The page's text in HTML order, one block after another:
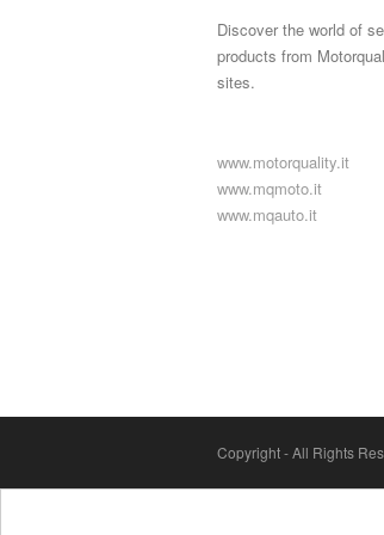
Discover the world of
products from
sites.
www.motorquality.it
www.mqmoto.it
www.mqauto.it
Copyright - All Rights